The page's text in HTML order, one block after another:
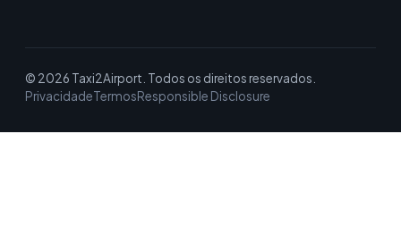
© 2026 Taxi2Airport. Todos os direitos reservados.
PrivacidadeTermosResponsible Disclosure